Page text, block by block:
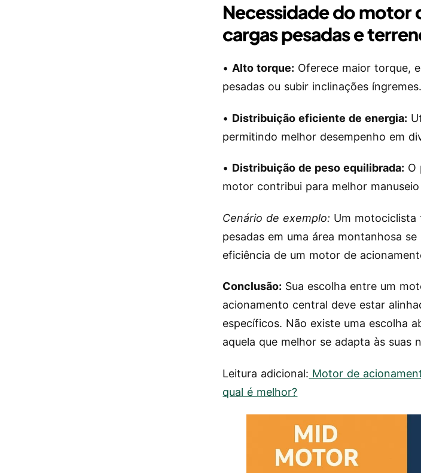
Necessidade do motor
cargas pesadas e
• Alto torque: Oferece maior torque,
pesadas ou subir inclinações íngremes.
• Distribuição eficiente de energia:
permitindo melhor desempenho em
• Distribuição de peso equilibrada: O
motor contribui para melhor
Cenário de exemplo: Um motociclista
pesadas em uma área montanhosa
eficiência de um motor de
Conclusão: Sua escolha entre um
acionamento central deve estar
específicos. Não existe uma escolha
aquela que melhor se adapta às suas
Leitura adicional: Motor de
qual é melhor?